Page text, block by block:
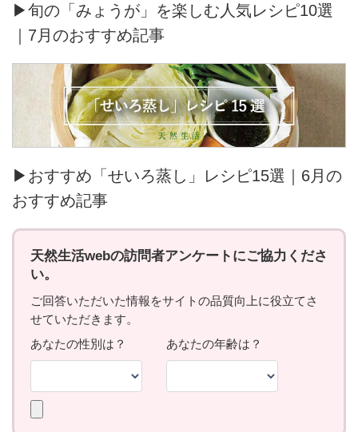
▶旬の「みょうが」を楽しむ人気レシピ10選
｜7月のおすすめ記事
▶おすすめ「せいろ蒸し」レシピ15選｜6月の
おすすめ記事